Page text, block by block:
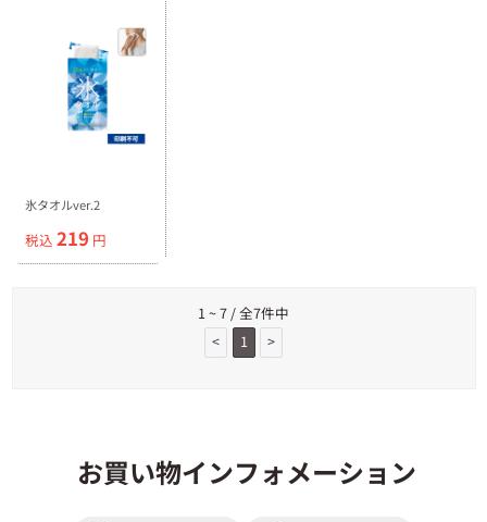
氷タオルver.2
税込 219 円
1 ~ 7 / 全7件中
<
1 >
お買い物インフォメーション